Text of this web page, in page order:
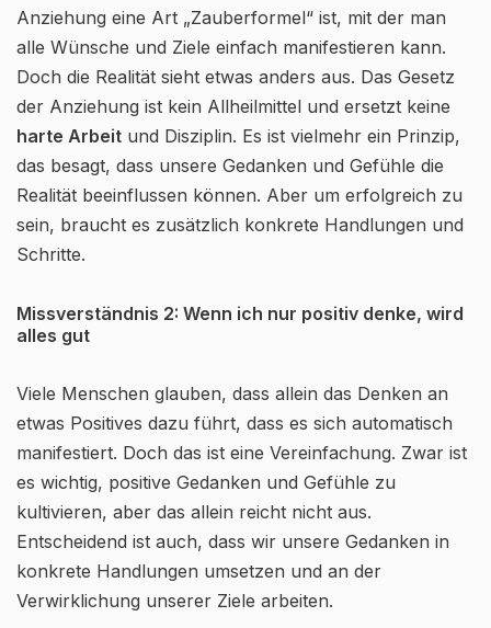
Anziehung eine Art „Zauberformel“ ist, mit der man
alle Wünsche und Ziele einfach manifestieren kann.
Doch die Realität sieht etwas anders aus. Das Gesetz
der Anziehung ist kein Allheilmittel und ersetzt keine
harte Arbeit und Disziplin. Es ist vielmehr ein Prinzip,
das besagt, dass unsere Gedanken und Gefühle die
Realität beeinflussen können. Aber um erfolgreich zu
sein, braucht es zusätzlich konkrete Handlungen und
Schritte.
Missverständnis 2: Wenn ich nur positiv denke, wird
alles gut
Viele Menschen glauben, dass allein das Denken an
etwas Positives dazu führt, dass es sich automatisch
manifestiert. Doch das ist eine Vereinfachung. Zwar ist
es wichtig, positive Gedanken und Gefühle zu
kultivieren, aber das allein reicht nicht aus.
Entscheidend ist auch, dass wir unsere Gedanken in
konkrete Handlungen umsetzen und an der
Verwirklichung unserer Ziele arbeiten.